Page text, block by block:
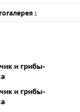
1
и грибы-
и грибы-